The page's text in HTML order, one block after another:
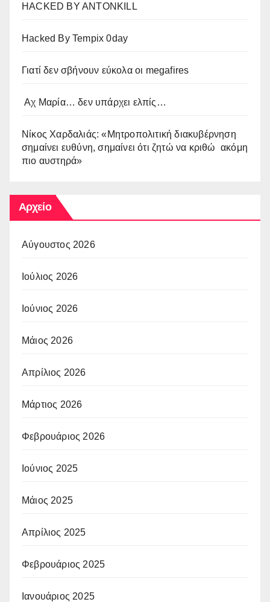
HACKED BY ANTONKILL
Hacked By Tempix 0day
Γιατί δεν σβήνουν εύκολα οι megafires
Αχ Μαρία… δεν υπάρχει ελπίς…
Νίκος Χαρδαλιάς: «Μητροπολιτική διακυβέρνηση
σημαίνει ευθύνη, σημαίνει ότι ζητώ να κριθώ ακόμη
πιο αυστηρά»
Αρχείο
Αύγουστος 2026
Ιούλιος 2026
Ιούνιος 2026
Μάιος 2026
Απρίλιος 2026
Μάρτιος 2026
Φεβρουάριος 2026
Ιούνιος 2025
Μάιος 2025
Απρίλιος 2025
Φεβρουάριος 2025
Ιανουάριος 2025